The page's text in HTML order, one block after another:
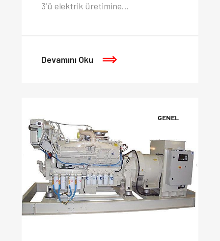
3’ü elektrik üretimine…
Devamını Oku
GENEL